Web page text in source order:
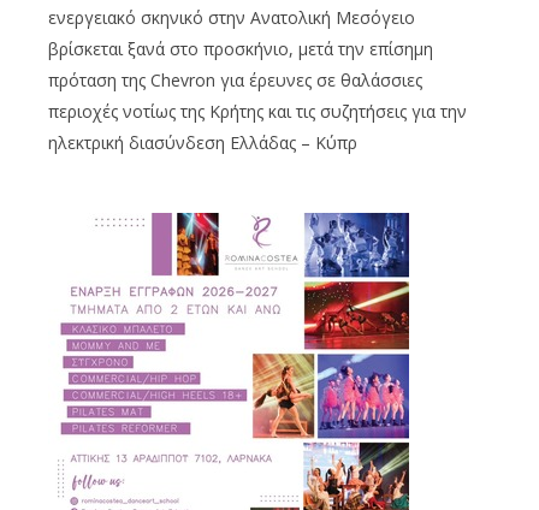
ενεργειακό σκηνικό στην Ανατολική Μεσόγειο
βρίσκεται ξανά στο προσκήνιο, μετά την επίσημη
πρόταση της Chevron για έρευνες σε θαλάσσιες
περιοχές νοτίως της Κρήτης και τις συζητήσεις για την
ηλεκτρική διασύνδεση Ελλάδας – Κύπρ